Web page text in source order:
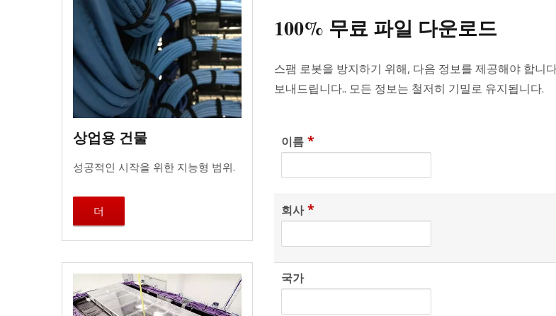
상업용 건물
성공적인 시작을 위한 지능형 범위.
더
100% 무료 파일 다운로드
스팸 로봇을 방지하기 위해, 다음 정보를 제공해야 합니
보내드립니다.. 모든 정보는 철저히 기밀로 유지됩니다.
이름 *
회사 *
국가